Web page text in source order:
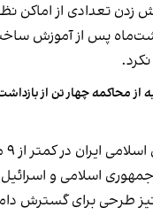
تعدادی از اماکن
پس از آموزش
چهار تن از بازداشت‌شدگان پس از
بیش از هزار نفر را اعدام کرده‌اند.
اسلامی و
برای گسترش